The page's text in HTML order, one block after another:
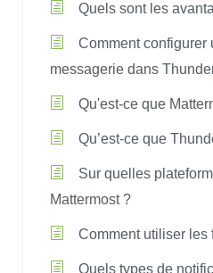
Quels sont les
Comment configurer
messagerie dans
Qu'est-ce que
Qu’est-ce que
Sur quelles
Mattermost ?
Comment utiliser les
Quels types de